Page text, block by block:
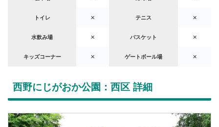
トイレ ✕ テニス ✕
水飲み場 ✕ バスケット ✕
キッズコーナー ✕ ゲートボール場 ✕
西野にじがおか公園：西区 詳細